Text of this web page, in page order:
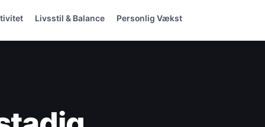
Livsstil & Balance Personlig Vækst